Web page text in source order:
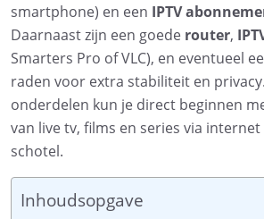
smartphone) en een IPTV
Daarnaast zijn een goede router,
Smarters Pro of VLC), en eventueel
raden voor extra stabiliteit en
onderdelen kun je direct beginnen
van live tv, films en series via
schotel.
Inhoudsopgave